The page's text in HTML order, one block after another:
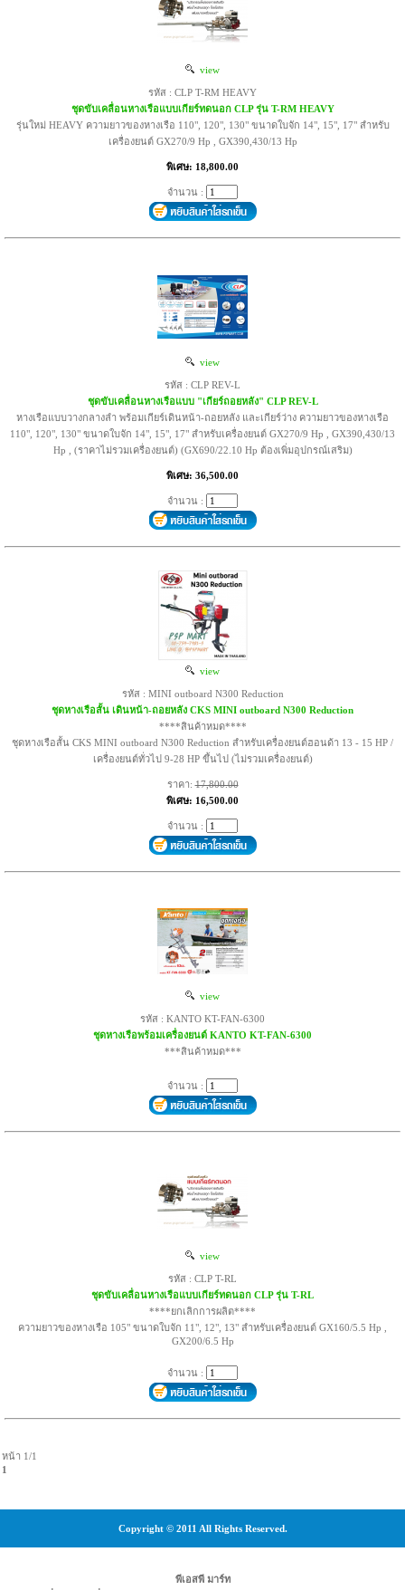
view
รหัส : CLP T-RM HEAVY
ชุดขับเคลื่อนหางเรือแบบเกียร์ทดนอก CLP รุ่น T-RM HEAVY
รุ่นใหม่ HEAVY ความยาวของหางเรือ 110", 120", 130" ขนาดใบจัก 14", 15", 17" สำหรับ
เครื่องยนต์ GX270/9 Hp , GX390,430/13 Hp
พิเศษ: 18,800.00
จำนวน :
view
รหัส : CLP REV-L
ชุดขับเคลื่อนหางเรือแบบ "เกียร์ถอยหลัง" CLP REV-L
หางเรือแบบวางกลางลำ พร้อมเกียร์เดินหน้า-ถอยหลัง และเกียร์ว่าง ความยาวของหางเรือ
110", 120", 130" ขนาดใบจัก 14", 15", 17" สำหรับเครื่องยนต์ GX270/9 Hp , GX390,430/13
Hp , (ราคาไม่รวมเครื่องยนต์) (GX690/22.10 Hp ต้องเพิ่มอุปกรณ์เสริม)
พิเศษ: 36,500.00
จำนวน :
view
รหัส : MINI outboard N300 Reduction
ชุดหางเรือสั้น เดินหน้า-ถอยหลัง CKS MINI outboard N300 Reduction
****สินค้าหมด****
ชุดหางเรือสั้น CKS MINI outboard N300 Reduction สำหรับเครื่องยนต์ฮอนด้า 13 - 15 HP /
เครื่องยนต์ทั่วไป 9-28 HP ขึ้นไป (ไม่รวมเครื่องยนต์)
ราคา:17,800.00
พิเศษ: 16,500.00
จำนวน :
view
รหัส : KANTO KT-FAN-6300
ชุดหางเรือพร้อมเครื่องยนต์ KANTO KT-FAN-6300
***สินค้าหมด***
จำนวน :
view
รหัส : CLP T-RL
ชุดขับเคลื่อนหางเรือแบบเกียร์ทดนอก CLP รุ่น T-RL
****ยกเลิกการผลิต****
ความยาวของหางเรือ 105" ขนาดใบจัก 11", 12", 13" สำหรับเครื่องยนต์ GX160/5.5 Hp ,
GX200/6.5 Hp
จำนวน :
หน้า 1/1
1
Copyright © 2011 All Rights Reserved.
พีเอสพี มาร์ท